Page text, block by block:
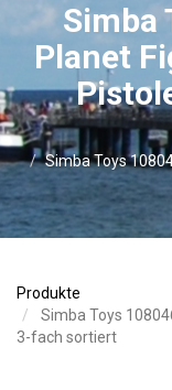
Simba
Planet
Simba Toys
Produkte
Simba Toys
3-fach sortiert